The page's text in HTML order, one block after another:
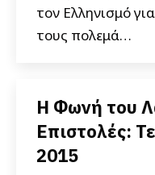
τον Ελληνισμό
τους πολεμά…
Η Φωνή του
Επιστολές:
2015